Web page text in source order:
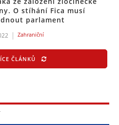
O stíhání Fica musí
parlament
Zahraniční
ČLÁNKŮ